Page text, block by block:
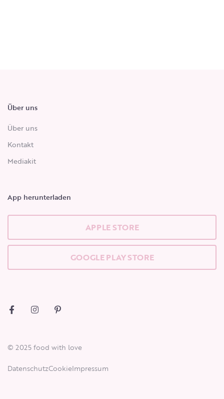
Über uns
Über uns
Kontakt
Mediakit
App herunterladen
APPLE STORE
GOOGLE PLAY STORE
© 2025 food with love
DatenschutzCookieImpressum